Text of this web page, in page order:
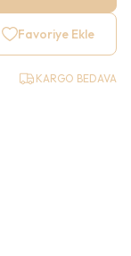
Favoriye Ekle
KARGO BEDAVA